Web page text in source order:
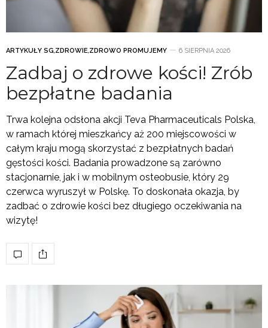
ARTYKUŁY SG,ZDROWIE,ZDROWO PROMUJEMY 6 SIERPNIA 2026
Zadbaj o zdrowe kości! Zrób
bezpłatne badania
Trwa kolejna odsłona akcji Teva Pharmaceuticals Polska,
w ramach której mieszkańcy aż 200 miejscowości w
całym kraju mogą skorzystać z bezpłatnych badań
gęstości kości. Badania prowadzone są zarówno
stacjonarnie, jak i w mobilnym osteobusie, który 29
czerwca wyruszył w Polskę. To doskonała okazja, by
zadbać o zdrowie kości bez długiego oczekiwania na
wizytę!